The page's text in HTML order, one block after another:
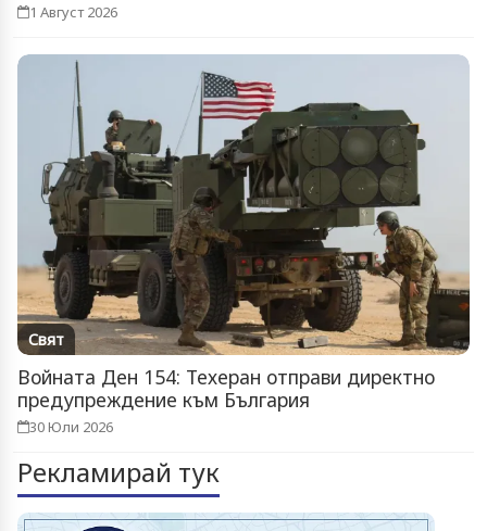
1 Август 2026
Свят
Войната Ден 154: Техеран отправи директно
предупреждение към България
30 Юли 2026
Рекламирай тук